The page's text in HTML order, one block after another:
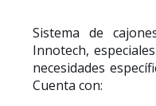
Sistema de
Innotech,
necesidades
Cuenta con: